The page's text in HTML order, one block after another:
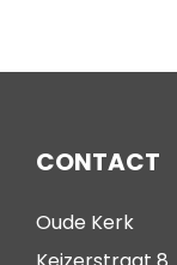
CONTACT
Oude Kerk